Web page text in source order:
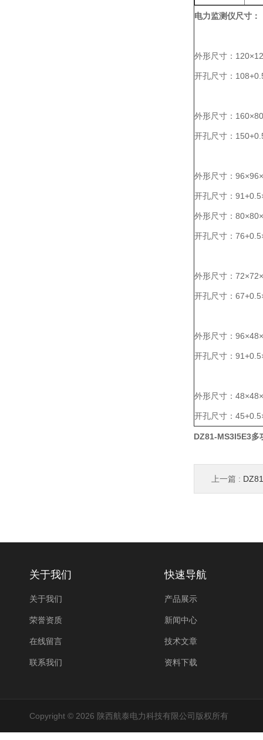
电力监测仪尺寸：
外形尺寸：
开孔尺寸：108
外形尺寸：
开孔尺寸：150
外形尺寸：
开孔尺寸：91+0.5
外形尺寸：
开孔尺寸：76+0.5
外形尺寸：
开孔尺寸：67+0.5
外形尺寸：
开孔尺寸：91+0.5
外形尺寸：
开孔尺寸：45+0.5
DZ81-MS3I5E3多
上一篇 :
关于我们
关于我们
荣誉资质
在线留言
联系我们
快速导航
产品展示
新闻中心
技术文章
资料下载
Copyright © 2026 陕西航泰电力科技有限公司版权所有